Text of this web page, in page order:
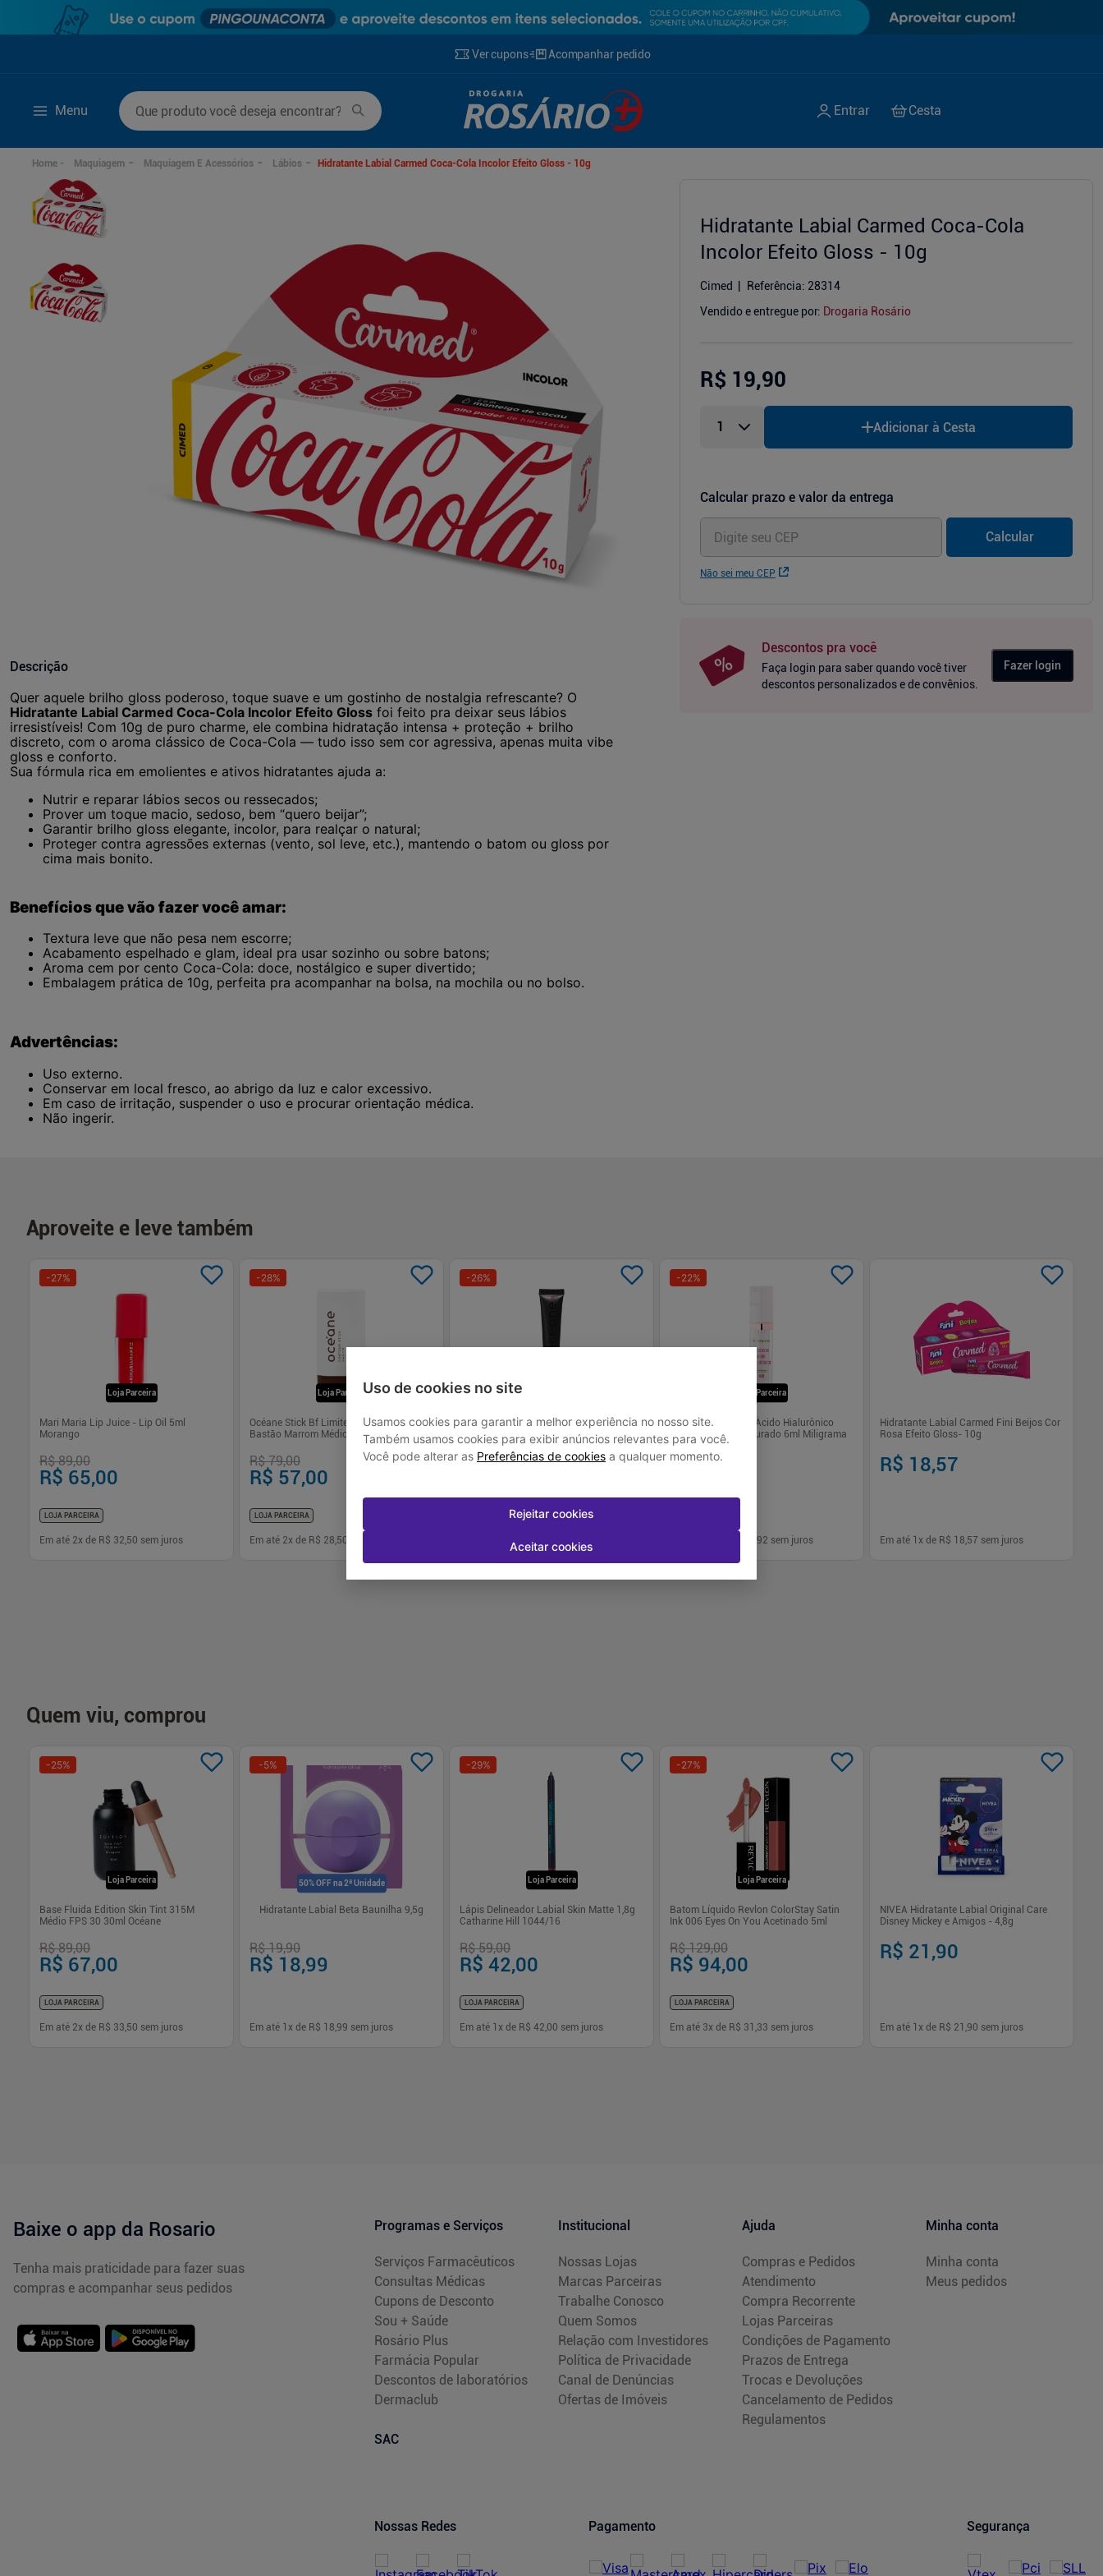
Ver cupons Acompanhar pedido
Menu
Que produto você deseja encontrar?
Uso de cookies no site
Usamos cookies para garantir a melhor experiência no nosso site.
Também usamos cookies para exibir anúncios relevantes para você.
Você pode alterar as Preferências de cookies a qualquer momento.
Rejeitar cookies
Aceitar cookies
Maquiagem Maquiagem E Acessórios Lábios Hidratante Labial Carmed Coca-Cola Incolor Efeito Gloss - 10g
Descrição
Quer aquele brilho gloss poderoso, toque suave e um gostinho de nostalgia refrescante? O
Hidratante Labial Carmed Coca-Cola Incolor Efeito Gloss foi feito pra deixar seus lábios
irresistíveis! Com 10g de puro charme, ele combina hidratação intensa + proteção + brilho
discreto, com o aroma clássico de Coca-Cola — tudo isso sem cor agressiva, apenas muita vibe
gloss e conforto.
Sua fórmula rica em emolientes e ativos hidratantes ajuda a:
Nutrir e reparar lábios secos ou ressecados;
Prover um toque macio, sedoso, bem “quero beijar”;
Garantir brilho gloss elegante, incolor, para realçar o natural;
Proteger contra agressões externas (vento, sol leve, etc.), mantendo o batom ou gloss por
cima mais bonito.
Benefícios que vão fazer você amar:
Textura leve que não pesa nem escorre;
Acabamento espelhado e glam, ideal pra usar sozinho ou sobre batons;
Aroma cem por cento Coca-Cola: doce, nostálgico e super divertido;
Embalagem prática de 10g, perfeita pra acompanhar na bolsa, na mochila ou no bolso.
Advertências:
Uso externo.
Conservar em local fresco, ao abrigo da luz e calor excessivo.
Em caso de irritação, suspender o uso e procurar orientação médica.
Não ingerir.
Hidratante Labial Carmed Coca-Cola
Incolor Efeito Gloss - 10g
Cimed Referência: 28314
Vendido e entregue por: Drogaria Rosário
R$ 19,90
Adicionar à Cesta
Calcular prazo e valor da entrega
Não sei meu CEP
Calcular
Descontos pra você
Faça login para saber quando você tiver
descontos personalizados e de convênios.
Fazer login
Aproveite e leve também
Loja Parceira
-27%
Mari Maria Lip Juice - Lip Oil 5ml
Morango
R$ 89,00
R$ 65,00
LOJA PARCEIRA
Em até 2x de R$ 32,50 sem juros
Loja Parceira
-28%
Océane Stick Bf Limited - Contorno em
Bastão Marrom Médio 14g
R$ 79,00
R$ 57,00
LOJA PARCEIRA
Em até 2x de R$ 28,50
Comprar
-26%
Lip Oil Hidratante Labial Ruby 10g
Océane Edition
R$ 69,00
LOJA PARCEIRA
x de R$ 51,00 sem juros
- 1 + Comprar
Loja Parceira
-22%
Gloss Preenchedor Ácido Hialurônico
Efeito Plumping Dourado 6ml Miligrama
R$ 64,00
R$ 49,92 sem juros
- 1 +
Hidratante Labial Carmed Fini Beijos Cor
Rosa Efeito Gloss- 10g
R$ 18,57
Em até 1 x de R$ 18,57 sem juros
Quem viu, comprou
Loja Parceira
-25%
Base Fluida Edition Skin Tint 315M
Médio FPS 30 30ml Océane
R$ 89,00
R$ 67,00
LOJA PARCEIRA
Em até 2x de R$ 33,50 sem juros
50% OFF na 2ª Unidade
-5%
Hidratante Labial Beta Baunilha 9,5g
R$ 19,90
R$ 18,99
Em até 1 x de R$ 18,99 sem juros
Loja Parceira
-29%
Lápis Delineador Labial Skin Matte 1,8g
Catharine Hill 1044/16
R$ 59,00
R$ 42,00
LOJA PARCEIRA
Em até 1 x de R$ 42,00 sem juros
Loja Parceira
-27%
Batom Líquido Revlon ColorStay Satin
Ink 006 Eyes On You Acetinado 5ml
R$ 129,00
R$ 94,00
LOJA PARCEIRA
Em até 3x de R$ 31,33 sem juros
NIVEA Hidratante Labial Original Care
Disney Mickey e Amigos - 4,8g
R$ 21,90
Em até 1 x de R$ 21,90 sem juros
Baixe o app da Rosario
Tenha mais praticidade para fazer suas
compras e acompanhar seus pedidos
Programas e Serviços
Serviços Farmacêuticos
Consultas Médicas
Cupons de Desconto
Sou + Saúde
Rosário Plus
Farmácia Popular
Descontos de laboratórios
Dermaclub
Institucional
Nossas Lojas
Marcas Parceiras
Trabalhe Conosco
Quem Somos
Relação com Investidores
Política de Privacidade
Canal de Denúncias
Ofertas de Imóveis
Ajuda
Compras e Pedidos
Atendimento
Compra Recorrente
Lojas Parceiras
Condições de Pagamento
Prazos de Entrega
Trocas e Devoluções
Cancelamento de Pedidos
Regulamentos
Minha conta
Minha conta
Meus pedidos
SAC
Nossas Redes Pagamento Segurança
Termos mais buscados
rosuvastatina 20mg
fralda g
ozivy